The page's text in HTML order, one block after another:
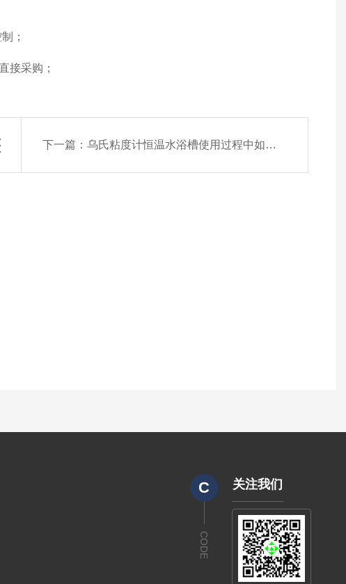
；
接采购；
下一篇： 乌氏粘度计恒温水浴槽使用过程中如何提高灵敏度呢？
C
CODE
关注我们